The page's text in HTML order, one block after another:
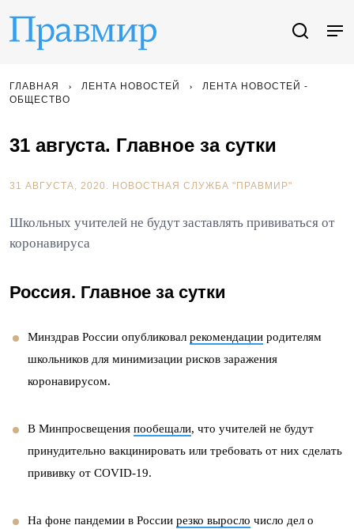
ГЛАВНАЯ ЛЕНТА НОВОСТЕЙ
ЛЕНТА НОВОСТЕЙ -
ОБЩЕСТВО
31 августа. Главное за сутки
31 АВГУСТА, 2020. НОВОСТНАЯ СЛУЖБА "ПРАВМИР"
Школьных учителей не будут заставлять прививаться от
коронавируса
Россия. Главное за сутки
Минздрав России опубликовал рекомендации родителям
школьников для минимизации рисков заражения
коронавирусом.
В Минпросвещения пообещали, что учителей не будут
принудительно вакцинировать или требовать от них сделать
прививку от COVID-19.
На фоне пандемии в России резко выросло число дел о